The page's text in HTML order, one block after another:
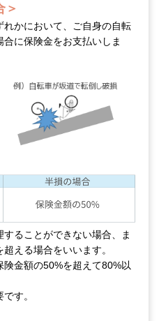
＞
れかにおいて、
ご自身の自転
に保険金をお支払いしま
ることができない場合、ま
える場合をいいます。
金額の50%を超えて80%以
す。